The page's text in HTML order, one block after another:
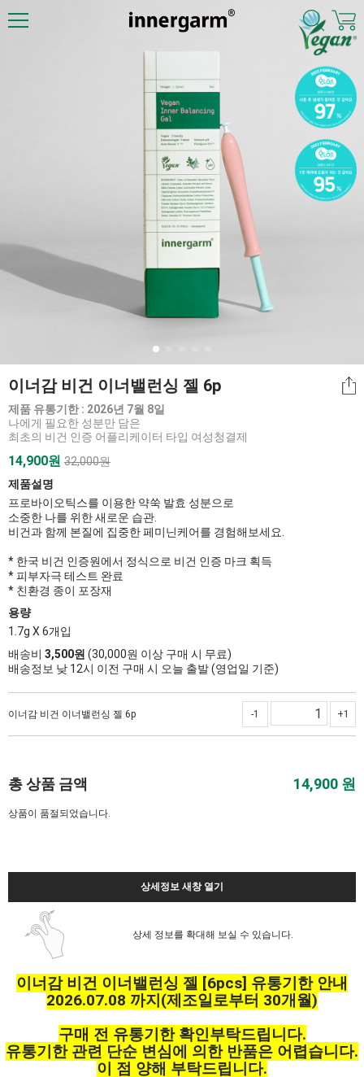
이너감 비건 이너밸런싱 젤 6p
제품 유통기한 : 2026년 7월 8일
나에게 필요한 성분만 담은
최초의 비건 인증 어플리케이터 타입 여성청결제
14,900원 32,000원
제품설명
프로바이오틱스를 이용한 약쑥 발효 성분으로
소중한 나를 위한 새로운 습관.
비건과 함께 본질에 집중한 페미닌케어를 경험해보세요.
* 한국 비건 인증원에서 정식으로 비건 인증 마크 획득
* 피부자극 테스트 완료
* 친환경 종이 포장재
용량
1.7g X 6개입
배송비 3,500원 (30,000원 이상 구매 시 무료)
배송정보 낮 12시 이전 구매 시 오늘 출발 (영업일 기준)
이너감 비건 이너밸런싱 젤 6p +1
-1
총 상품 금액 14,900 원
상품이 품절되었습니다.
상세정보 새창 열기
상세 정보를 확대해 보실 수 있습니다.
이너감 비건 이너밸런싱 젤 [6pcs] 유통기한 안내
2026.07.08 까지(제조일로부터 30개월)
구매 전 유통기한 확인부탁드립니다.
유통기한 관련 단순 변심에 의한 반품은 어렵습니다.
이 점 양해 부탁드립니다.